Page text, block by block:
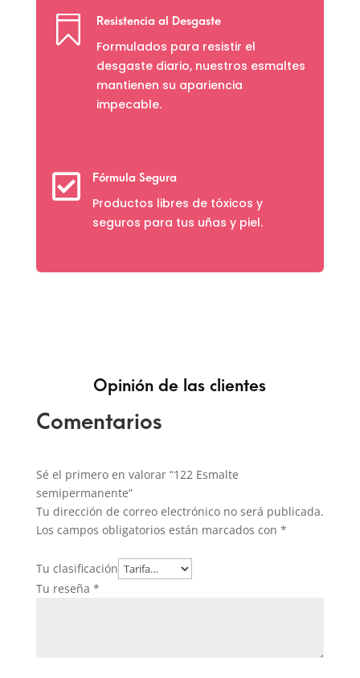
 Resistencia al Desgaste
Formulados para resistir el
desgaste diario, nuestros esmaltes
mantienen su apariencia
impecable.
 Fórmula Segura
Productos libres de tóxicos y
seguros para tus uñas y piel.
Opinión de las clientes
Comentarios
Sé el primero en valorar “122 Esmalte
semipermanente”
Tu dirección de correo electrónico no será publicada.
Los campos obligatorios están marcados con *
Tu clasificación
Tu reseña *